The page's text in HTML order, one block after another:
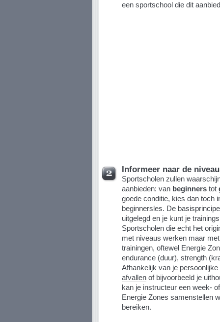
een sportschool die dit
Informeer naar de
Sportscholen zullen
aanbieden: van beginnerstot
goede conditie, kies dan toch
beginnersles. De
uitgelegd en je kunt je
Sportscholen die echt het
met niveaus werken maar
trainingen, oftewel Energie
endurance (duur), strength
Afhankelijk van je
afvallenof bijvoorbeeld je
kan je instructeur een week-
Energie Zones samenstellen
bereiken.